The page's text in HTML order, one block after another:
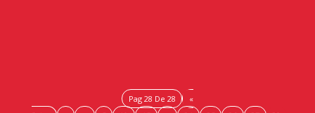
Pag 28 De 28
«